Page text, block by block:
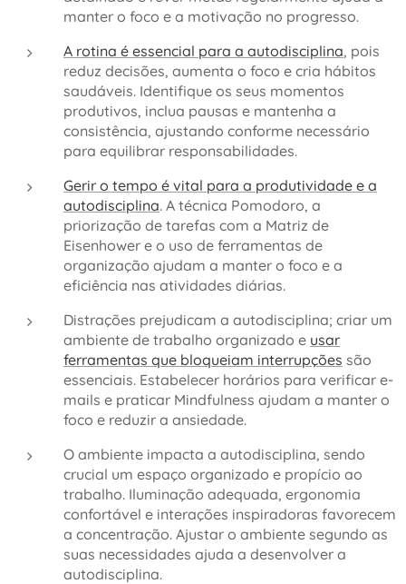
manter o foco e a motivação no progresso.
A rotina é essencial para a autodisciplina, pois
reduz decisões, aumenta o foco e cria hábitos
saudáveis. Identifique os seus momentos
produtivos, inclua pausas e mantenha a
consistência, ajustando conforme necessário
para equilibrar responsabilidades.
Gerir o tempo é vital para a produtividade e a
autodisciplina. A técnica Pomodoro, a
priorização de tarefas com a Matriz de
Eisenhower e o uso de ferramentas de
organização ajudam a manter o foco e a
eficiência nas atividades diárias.
Distrações prejudicam a autodisciplina; criar um
ambiente de trabalho organizado e usar
ferramentas que bloqueiam interrupções são
essenciais. Estabelecer horários para verificar e-
mails e praticar Mindfulness ajudam a manter o
foco e reduzir a ansiedade.
O ambiente impacta a autodisciplina, sendo
crucial um espaço organizado e propício ao
trabalho. Iluminação adequada, ergonomia
confortável e interações inspiradoras favorecem
a concentração. Ajustar o ambiente segundo as
suas necessidades ajuda a desenvolver a
autodisciplina.